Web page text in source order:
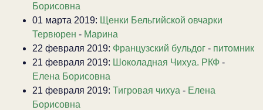
Борисовна
01 марта 2019: Щенки Бельгийской овчарки
Тервюрен - Марина
22 февраля 2019: Французский бульдог - питомник
21 февраля 2019: Шоколадная Чихуа. РКФ -
Елена Борисовна
21 февраля 2019: Тигровая чихуа - Елена
Борисовна